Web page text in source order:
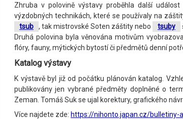
Zhruba v polovině výstavy proběhla další
výzdobných technikách, které se používaly na
tsub
, tak mistrovské Soten záštity nebo tsuby
Druhá polovina byla věnována motivům
flóry, fauny, mýtických bytostí či předmětů denní
Katalog výstavy
K výstavě byl již od počátku plánován katalog.
publikovány jen vybrané předměty doplněné o
Zeman. Tomáš Suk se ujal korektury, grafického
Více najdete zde: https://nihonto.japan.cz/